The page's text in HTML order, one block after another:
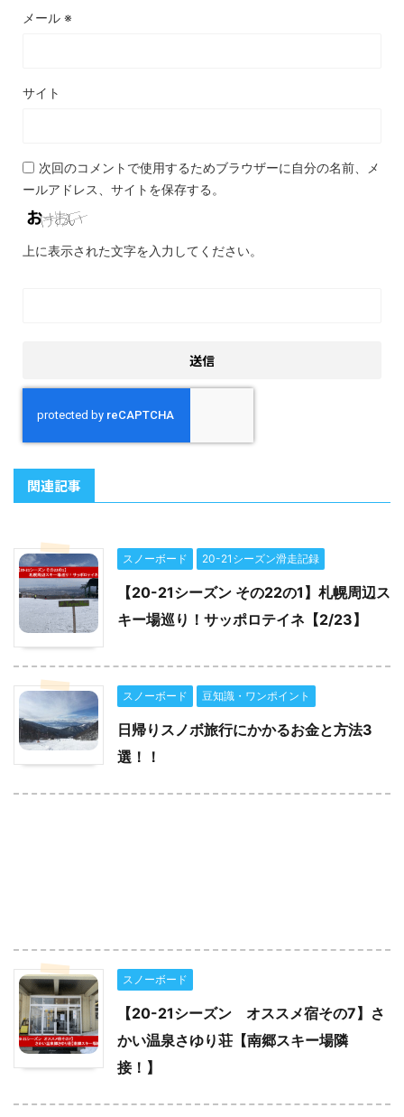
メール ※
サイト
次回のコメントで使用するためブラウザーに自分の名前、メ
ールアドレス、サイトを保存する。
上に表示された文字を入力してください。
関連記事
スノーボード 20-21シーズン滑走記録
【20-21シーズン その22の1】札幌周辺ス
キー場巡り！サッポロテイネ【2/23】
スノーボード 豆知識・ワンポイント
日帰りスノボ旅行にかかるお金と方法3
選！！
スノーボード
【20-21シーズン オススメ宿その7】さ
かい温泉さゆり荘【南郷スキー場隣
接！】